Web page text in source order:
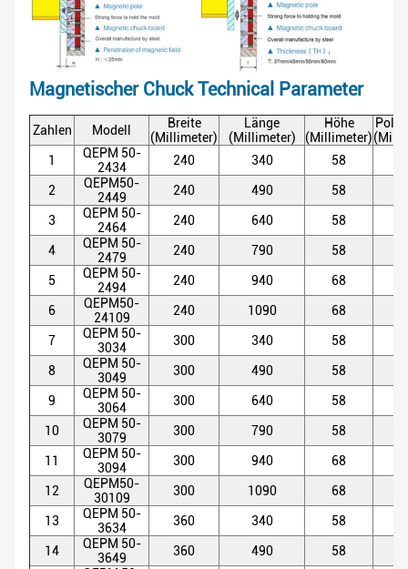
Magnetischer Chuck Technical Parameter
Zahlen Modell
Breite
(Millimeter)
Länge
(Millimeter)
Höhe
(Millimeter)
Pole-
1
QEPM 50-
2434
240 340 58
2
QEPM50-
2449
240 490 58
3
QEPM 50-
2464
240 640 58
4
QEPM 50-
2479
240 790 58
5
QEPM 50-
2494
240 940 68
6
QEPM50-
24109
240 1090 68
7
QEPM 50-
3034
300 340 58
8
QEPM 50-
3049
300 490 58
9
QEPM 50-
3064
300 640 58
10
QEPM 50-
3079
300 790 58
11
QEPM 50-
3094
300 940 68
12
QEPM50-
30109
300 1090 68
13
QEPM 50-
3634
360 340 58
14
QEPM 50-
3649
360 490 58